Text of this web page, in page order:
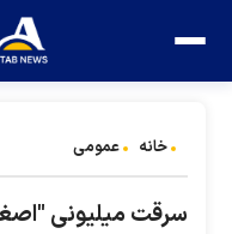
خانه عمومی
سرقت میلیونی